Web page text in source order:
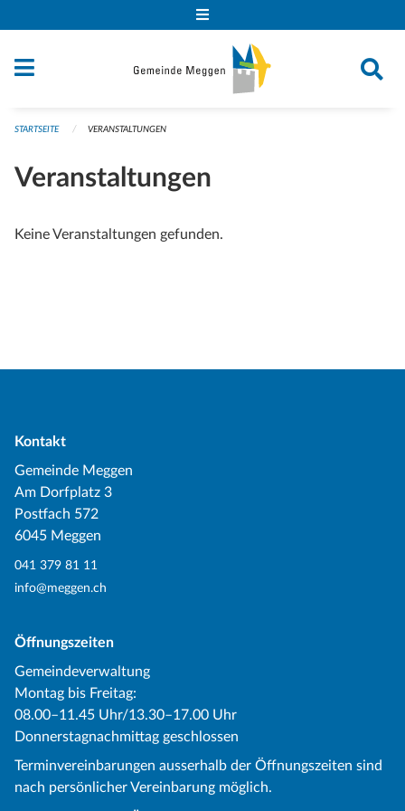
STARTSEITE VERANSTALTUNGEN
Veranstaltungen
Keine Veranstaltungen gefunden.
Kontakt
Gemeinde Meggen
Am Dorfplatz 3
Postfach 572
6045 Meggen
041 379 81 11
info@meggen.ch
Öffnungszeiten
Gemeindeverwaltung
Montag bis Freitag:
08.00–11.45 Uhr/13.30–17.00 Uhr
Donnerstagnachmittag geschlossen
Terminvereinbarungen ausserhalb der Öffnungszeiten sind
nach persönlicher Vereinbarung möglich.